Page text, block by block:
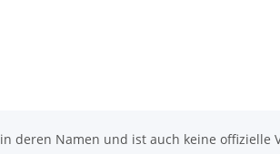
deren Namen und ist auch keine offizielle